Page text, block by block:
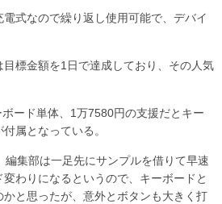
式なので繰り返し使用可能で、デバイ
標金額を1日で達成しており、その人気
ード単体、1万7580円の支援だとキー
属となっている。
編集部は一足先にサンプルを借りて早速
わりになるというので、キーボードと
かと思ったが、意外とボタンも大きく打